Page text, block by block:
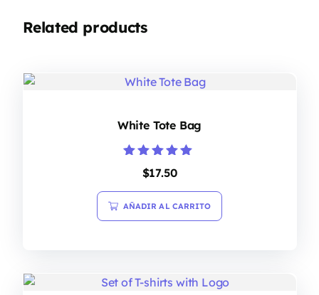
Related products
White Tote Bag
Valorado en
5.00
de 5
$17.50
AÑADIR AL CARRITO